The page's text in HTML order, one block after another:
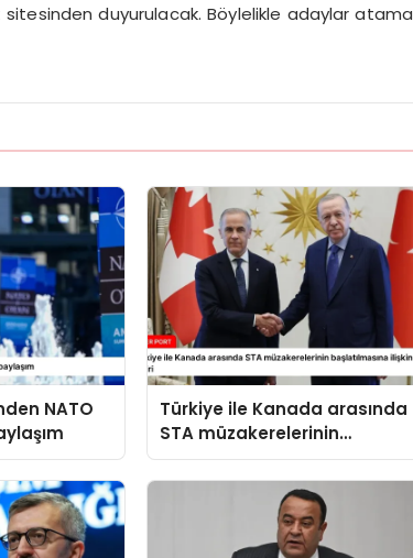
sitesinden duyurulacak. Böylelikle adaylar atama
NATO
Türkiye ile Kanada arasında
STA müzakerelerinin
başlatılmasına ilişkin ortak
bildiri